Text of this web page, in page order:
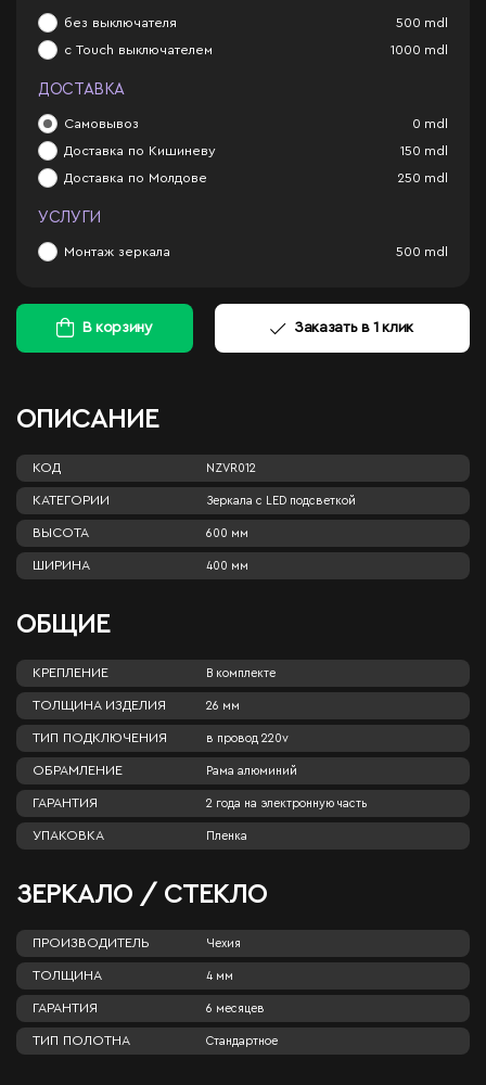
без выключателя 500 mdl
с Touch выключателем 1000 mdl
ДОСТАВКА
Самовывоз 0 mdl
Доставка по Кишиневу 150 mdl
Доставка по Молдове 250 mdl
УСЛУГИ
Монтаж зеркала 500 mdl
В корзину Заказать в 1 клик
ОПИСАНИЕ
КОД NZVR012
КАТЕГОРИИ Зеркала c LED подсветкой
ВЫСОТА 600 мм
ШИРИНА 400 мм
ОБЩИЕ
КРЕПЛЕНИЕ В комплекте
ТОЛЩИНА ИЗДЕЛИЯ 26 мм
ТИП ПОДКЛЮЧЕНИЯ в провод 220v
ОБРАМЛЕНИЕ Рама алюминий
ГАРАНТИЯ 2 года на электронную часть
УПАКОВКА Пленка
ЗЕРКАЛО / СТЕКЛО
ПРОИЗВОДИТЕЛЬ Чехия
ТОЛЩИНА 4 мм
ГАРАНТИЯ 6 месяцев
ТИП ПОЛОТНА Стандартное